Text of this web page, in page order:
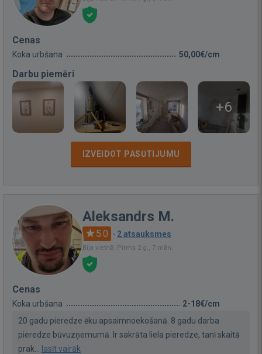
Cenas
Koka urbšana 50,00€/cm
Darbu piemēri
+6
IZVEIDOT PASŪTĪJUMU
Aleksandrs M.
5.0 · 2 atsauksmes
Bija vietnē: Pirms 2 g., 7 mēn.
Cenas
Koka urbšana
2-18€/cm
20 gadu pieredze ēku apsaimnoekošanā. 8 gadu darba
pieredze būvuzņemumā. Ir sakrāta liela pieredze, tanī skaitā
prak... lasīt vairāk